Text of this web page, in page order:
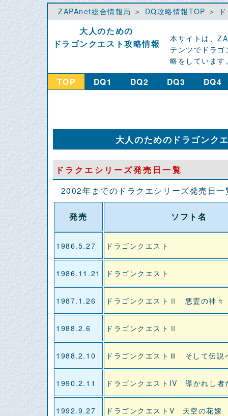
ZAPAnet総合情報局 ＞ DQ攻略情報TOP ＞
大人のための
ドラゴンクエスト攻略情報
本サイトは、
テンツでドラ
略をしています
TOP DQ1 DQ2 DQ3 DQ4
大人のためのドラゴンク
ドラクエシリーズ発売日一覧
2002年までのドラクエシリーズ発売日一
発売 ソフト名
1986.5.27 ドラゴンクエスト
1986.11.21 ドラゴンクエスト
1987.1.26 ドラゴンクエストⅡ 悪霊の神々
1988.2.6 ドラゴンクエストⅡ
1988.2.10 ドラゴンクエストⅢ そして伝説
1990.2.11 ドラゴンクエストIV 導かれし者
1992.9.27 ドラゴンクエストV 天空の花嫁